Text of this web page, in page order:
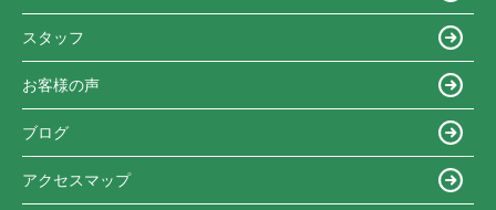
スタッフ
お客様の声
ブログ
アクセスマップ